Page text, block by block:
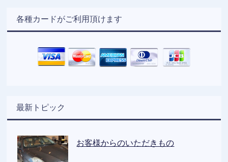
各種カードがご利用頂けます
最新トピック
お客様からのいただきもの